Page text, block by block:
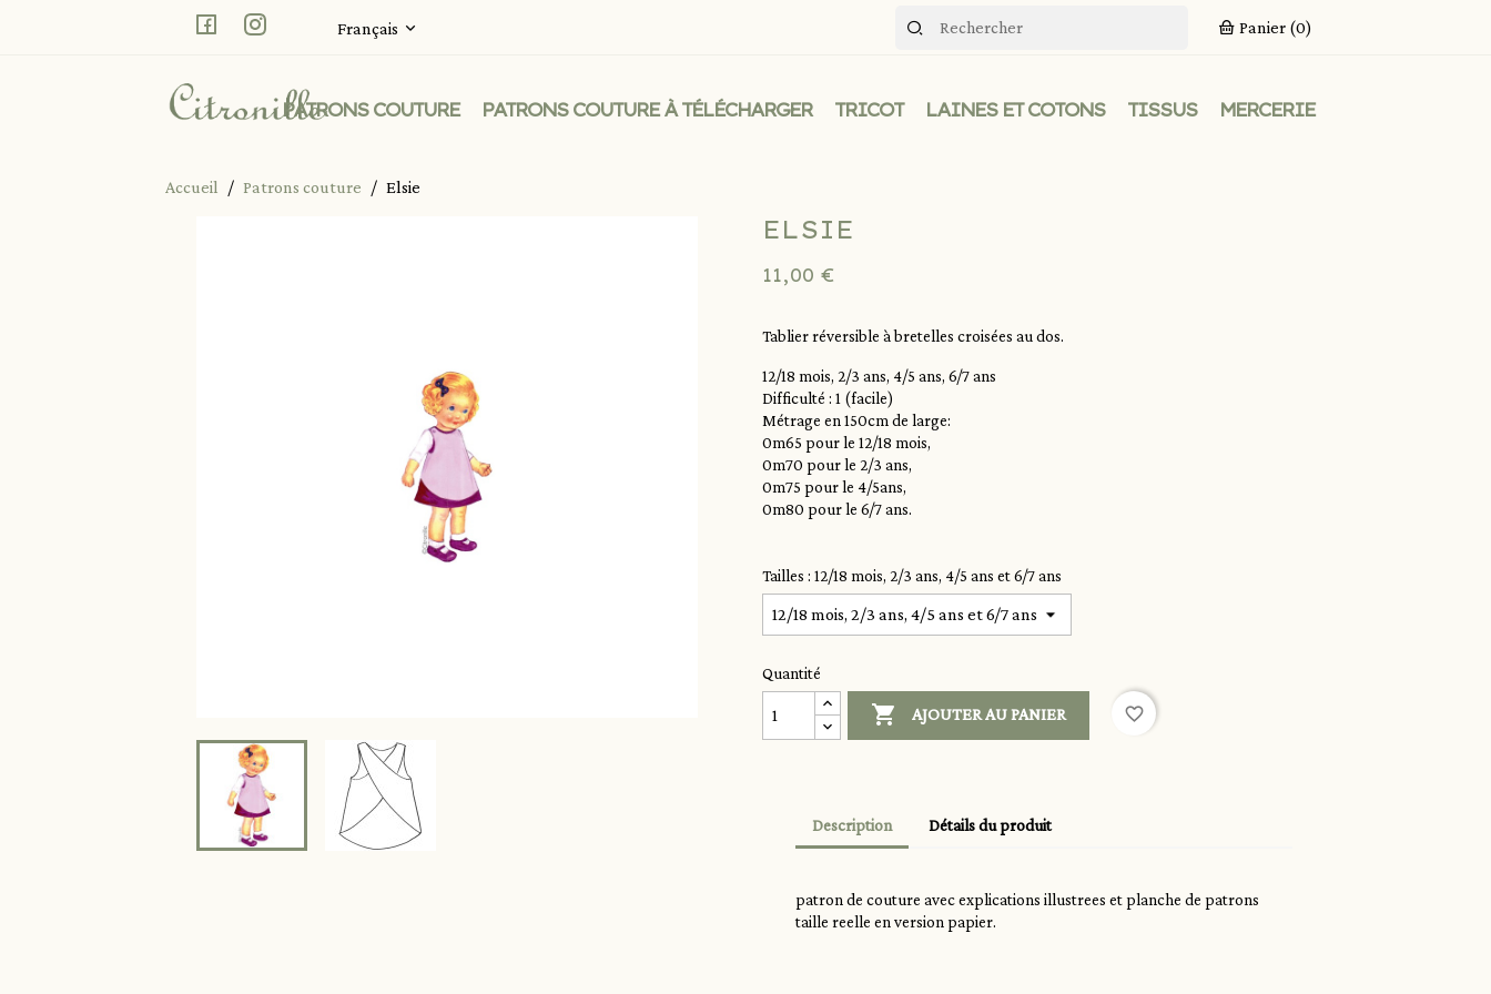
Facebook
Français
Panier (0)
PATRONS COUTURE PATRONS COUTURE À TÉLÉCHARGER TRICOT LAINES ET COTONS TISSUS MERCERIE
Accueil Patrons couture Elsie
ELSIE
11,00 €
Tablier réversible à bretelles croisées au dos.
12/18 mois, 2/3 ans, 4/5 ans, 6/7 ans
Difficulté : 1 (facile)
Métrage en 150cm de large:
0m65 pour le 12/18 mois,
0m70 pour le 2/3 ans,
0m75 pour le 4/5ans,
0m80 pour le 6/7 ans.
Tailles : 12/18 mois, 2/3 ans, 4/5 ans et 6/7 ans
Quantité
 AJOUTER AU PANIER favorite_border
Description Détails du produit
patron de couture avec explications illustrees et planche de patrons
taille reelle en version papier.